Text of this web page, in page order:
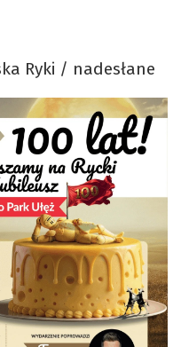
Ryki / nadesłane